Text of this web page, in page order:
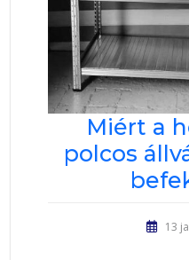
Miért a
polcos
13